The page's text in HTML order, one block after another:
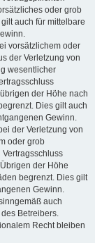
oder grob
auch für mittelbare
vorsätzlichem oder
der Verletzung von
wesentlicher
der Höhe nach
Dies gilt auch
Gewinn.
der Verletzung von
oder grob
der Höhe
begrenzt. Dies gilt
Gewinn.
auch
Betreibers.
Recht bleiben